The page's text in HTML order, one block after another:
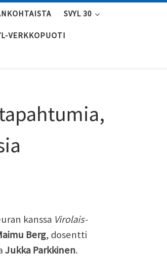
SVYL 30
VERKKOPUOTI
kanssa Virolais-
Berg, dosentti
Jukka Parkkinen.